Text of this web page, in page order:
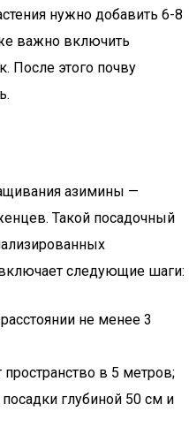
нужно добавить 6-8
важно включить
После этого почву
азимины —
Такой посадочный
следующие шаги:
не менее 3
в 5 метров;
глубиной 50 см и